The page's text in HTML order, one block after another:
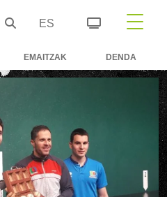
ES
EMAITZAK DENDA